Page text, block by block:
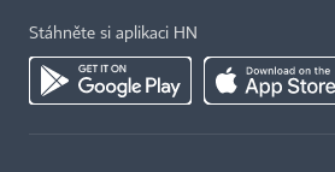
Stáhněte si aplikaci HN